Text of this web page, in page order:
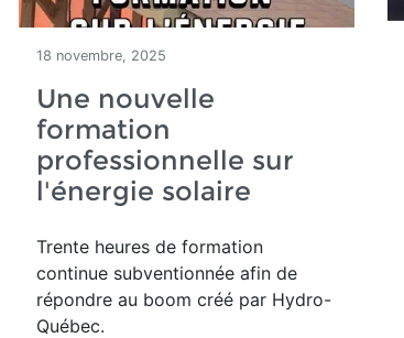
18 novembre, 2025
Une nouvelle
formation
professionnelle sur
l'énergie solaire
Trente heures de formation
continue subventionnée afin de
répondre au boom créé par Hydro-
Québec.